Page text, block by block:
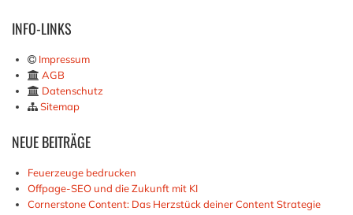
INFO-LINKS
Impressum
AGB
Datenschutz
Sitemap
NEUEBEITRÄGE
Feuerzeuge bedrucken
Offpage-SEO und die Zukunft mit KI
Cornerstone Content: Das Herzstück deiner Content Strategie